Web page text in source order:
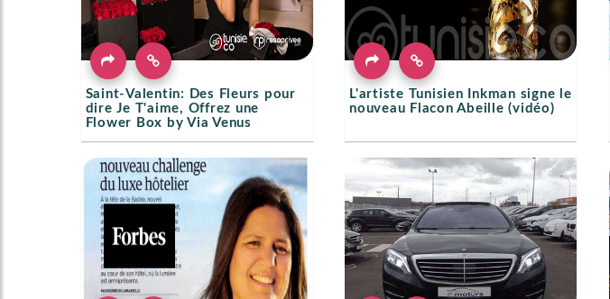
Saint-Valentin: Des Fleurs pour
dire Je T'aime, Offrez une
Flower Box by Via Venus
L'artiste Tunisien Inkman signe le
nouveau Flacon Abeille (vidéo)